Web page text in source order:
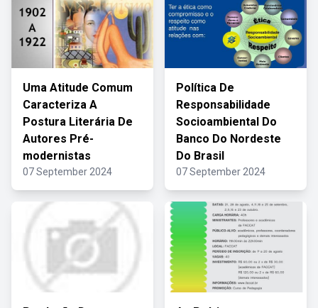
Uma Atitude Comum
Caracteriza A
Postura Literária De
Autores Pré-
modernistas
07 September 2024
Política De
Responsabilidade
Socioambiental Do
Banco Do Nordeste
Do Brasil
07 September 2024